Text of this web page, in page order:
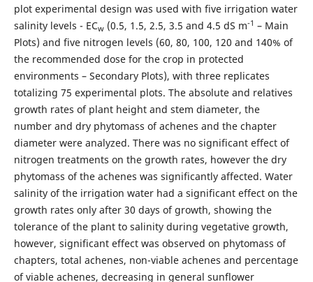
plot experimental design was used with five irrigation water
salinity levels - ECw(0.5, 1.5, 2.5, 3.5 and 4.5 dS m-1 – Main
Plots) and five nitrogen levels (60, 80, 100, 120 and 140% of
the recommended dose for the crop in protected
environments – Secondary Plots), with three replicates
totalizing 75 experimental plots. The absolute and relatives
growth rates of plant height and stem diameter, the
number and dry phytomass of achenes and the chapter
diameter were analyzed. There was no significant effect of
nitrogen treatments on the growth rates, however the dry
phytomass of the achenes was significantly affected. Water
salinity of the irrigation water had a significant effect on the
growth rates only after 30 days of growth, showing the
tolerance of the plant to salinity during vegetative growth,
however, significant effect was observed on phytomass of
chapters, total achenes, non-viable achenes and percentage
of viable achenes, decreasing in general sunflower